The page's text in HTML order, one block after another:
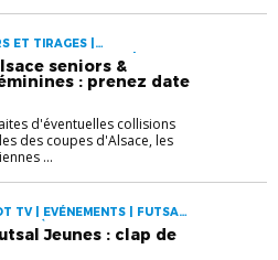
ET TIRAGES |
- MODE D'EMPLOI |
| PALMARÈS | SÉNIORS | VIE
seniors &
: prenez date
d'éventuelles collisions
des coupes d'Alsace, les
...
TV | EVÉNEMENTS | FUTSAL
Jeunes : clap de